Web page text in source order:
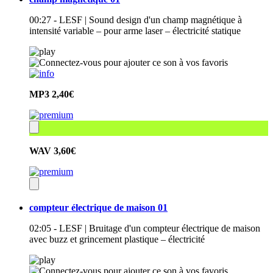
00:27 - LESF | Sound design d'un champ magnétique à
intensité variable – pour arme laser – électricité statique
MP3 2,40€
WAV 3,60€
compteur électrique de maison 01
02:05 - LESF | Bruitage d'un compteur électrique de maison
avec buzz et grincement plastique – électricité